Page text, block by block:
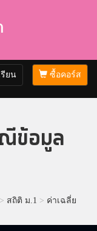
ซื้อคอร์ส
รียน
ข้อมูล
> สถิติ ม.1 > ค่าเฉลี่ย